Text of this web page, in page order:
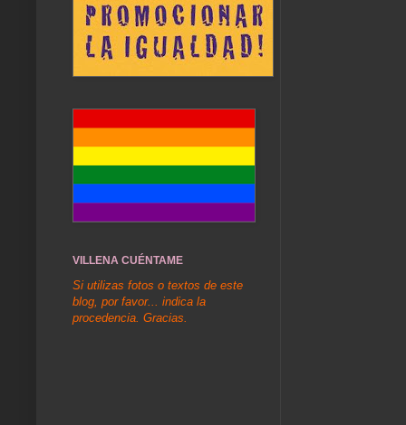
VILLENA CUÉNTAME
Si utilizas fotos o textos de este
blog, por favor... indica la
procedencia. Gracias.